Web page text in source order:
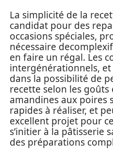
La simplicité de la
candidat pour des
occasions spéciales,
nécessaire
en faire un régal. Les
intergénérationnels,
dans la possibilité de
recette selon les goûts
amandines aux poires
rapides à réaliser, et
excellent projet pour
s’initier à la pâtisserie
des préparations